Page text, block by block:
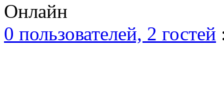
Онлайн
0 пользователей, 2 гостей